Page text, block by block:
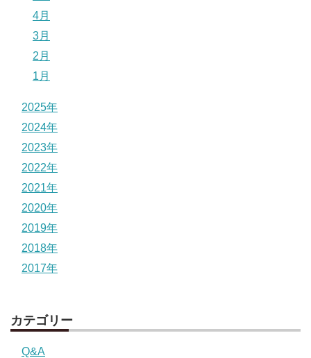
4月
3月
2月
1月
2025年
2024年
2023年
2022年
2021年
2020年
2019年
2018年
2017年
カテゴリー
Q&A